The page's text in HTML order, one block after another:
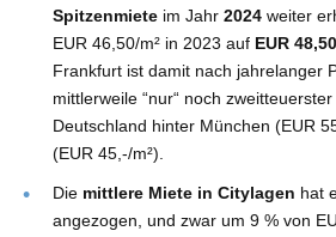
Spitzenmiete im Jahr2024 weiter
EUR 46,50/m² in 2023 auf EUR
Frankfurt ist damit nach jahrelanger
mittlerweile “nur“ noch
Deutschland hinter München (EUR
(EUR 45,-/m²).
Die mittlere Miete in Citylagen hat
angezogen, und zwar um 9 % von